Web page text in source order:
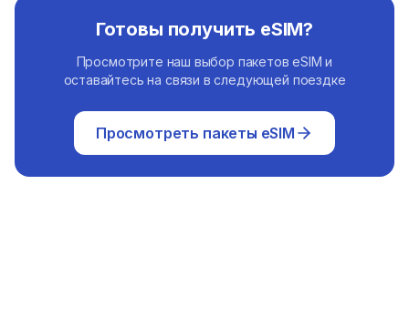
Готовы получить eSIM?
Просмотрите наш выбор пакетов eSIM и
оставайтесь на связи в следующей поездке
Просмотреть пакеты eSIM